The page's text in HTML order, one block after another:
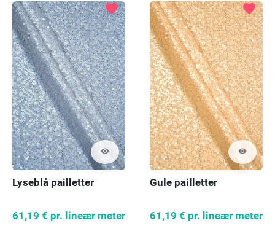
visibility
favorite
Lyseblå pailletter
61,19 € pr. lineær meter
visibility
favorite
Gule pailletter
61,19 € pr. lineær meter